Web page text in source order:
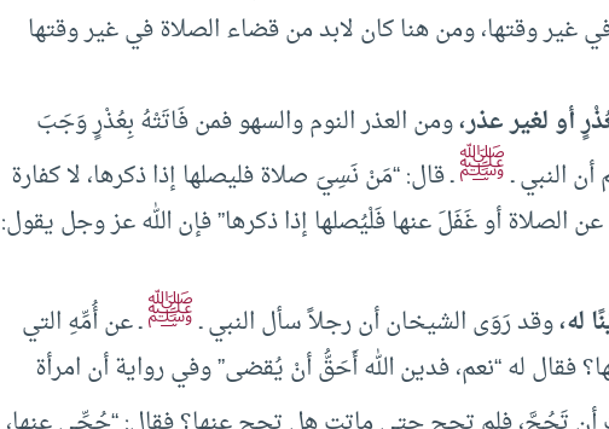
غير وقتها، ومن هنا كان لابد من قضاء الصلاة في غير وقتها
أو لغير عذر،ومن العذر النوم والسهو فمن فَاتَتْهُ بِعُذْرٍ وَجَبَ
النبي ـﷺـ قال: “مَنْ نَسِيَ صلاة فليصلها إذا ذكرها، لا كفارة
الصلاة أو غَفَلَ عنها فَلْيُصلها إذا ذكرها” فإن الله عز وجل يقول:
له،وقد رَوَى الشيخان أن رجلاً سأل النبي ـﷺـ عن أُمِّهِ التي
له “نعم، فدين الله أَحَقُّ أنْ يُقضى” وفي رواية أن امرأة